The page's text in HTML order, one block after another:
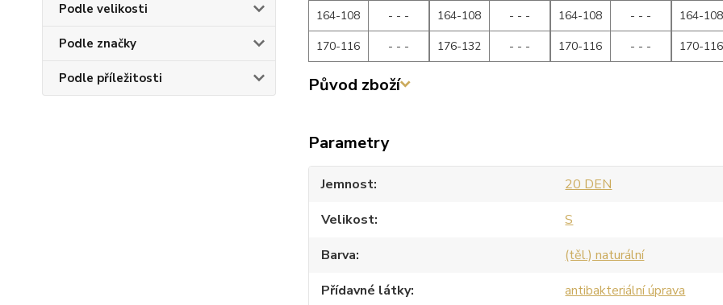
Podle velikosti
Podle značky
Podle příležitosti
164-108
- - -
170-116
- - -
164-108
- - -
176-132
- - -
164-108
- - -
170-116
- - -
164-108
170-116
Původ zboží
Parametry
Jemnost
20 DEN
Velikost
S
Barva
(těl.) naturální
Přídavné látky
antibakteriální úprava